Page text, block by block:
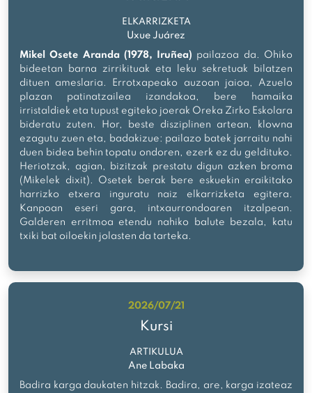
ELKARRIZKETA
Uxue Juárez
Mikel Osete Aranda (1978, Iruñea) pailazoa da. Ohiko
bideetan barna zirrikituak eta leku sekretuak bilatzen
dituen ameslaria. Errotxapeako auzoan jaioa, Azuelo
plazan patinatzailea izandakoa, bere hamaika
irristaldiek eta tupust egiteko joerak Oreka Zirko Eskolara
bideratu zuten. Hor, beste disziplinen artean, klowna
ezagutu zuen eta, badakizue: pailazo batek jarraitu nahi
duen bidea behin topatu ondoren, ezerk ez du geldituko.
Heriotzak, agian, bizitzak prestatu digun azken broma
(Mikelek dixit). Osetek berak bere eskuekin eraikitako
harrizko etxera inguratu naiz elkarrizketa egitera.
Kanpoan eseri gara, intxaurrondoaren itzalpean.
Galderen erritmoa etendu nahiko balute bezala, katu
txiki bat oiloekin jolasten da tarteka.
2026/07/21
Kursi
ARTIKULUA
Ane Labaka
Badira karga daukaten hitzak. Badira, are, karga izateaz